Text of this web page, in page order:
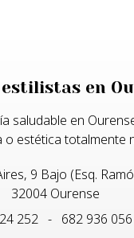
en
saludable en
o estética totalmente
9 Bajo (Esq.
32004 Ourense
252 - 682 936 056